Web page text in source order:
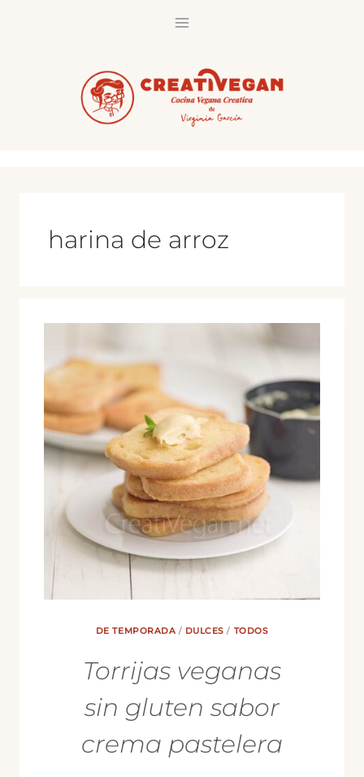
harina de arroz
DE TEMPORADA / DULCES / TODOS
Torrijas veganas
sin gluten sabor
crema pastelera